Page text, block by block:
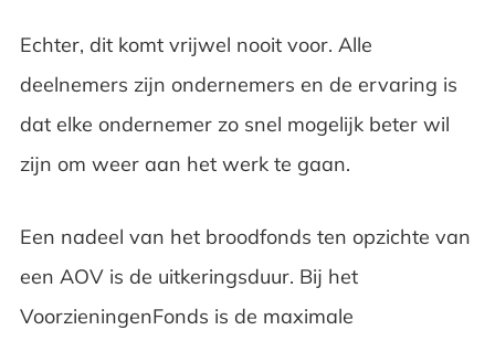
Echter, dit komt vrijwel nooit voor. Alle
deelnemers zijn ondernemers en de ervaring is
dat elke ondernemer zo snel mogelijk beter wil
zijn om weer aan het werk te gaan.
Een nadeel van het broodfonds ten opzichte van
een AOV is de uitkeringsduur. Bij het
VoorzieningenFonds is de maximale